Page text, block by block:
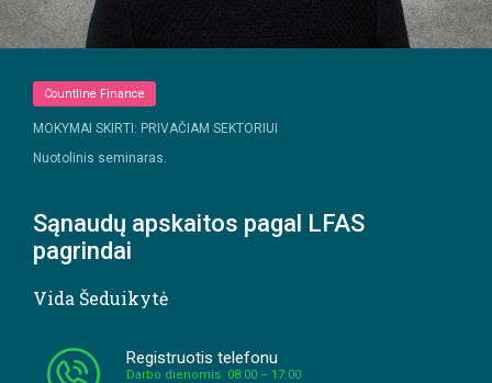
Countline Finance
MOKYMAI SKIRTI: PRIVAČIAM SEKTORIUI
Nuotolinis seminaras.
Sąnaudų apskaitos pagal LFAS
pagrindai
Vida Šeduikytė
Registruotis telefonu
Darbo dienomis: 08:00 – 17:00